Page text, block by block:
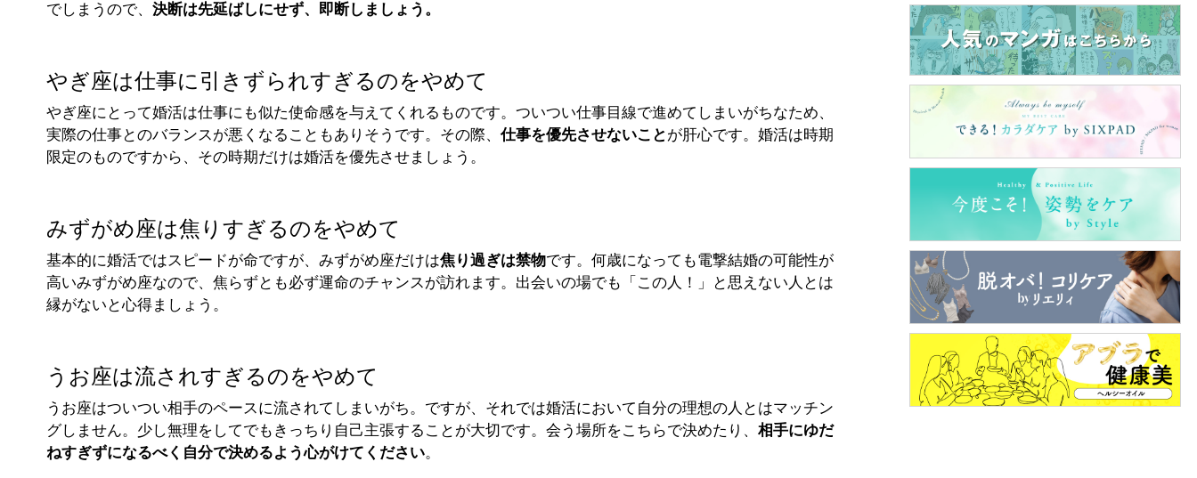
でしまうので、決断は先延ばしにせず、即断しましょう。
やぎ座は仕事に引きずられすぎるのをやめて
やぎ座にとって婚活は仕事にも似た使命感を与えてくれるものです。ついつい仕事目線で進めてしまいがちなため、
実際の仕事とのバランスが悪くなることもありそうです。その際、仕事を優先させないことが肝心です。婚活は時期
限定のものですから、その時期だけは婚活を優先させましょう。
みずがめ座は焦りすぎるのをやめて
基本的に婚活ではスピードが命ですが、みずがめ座だけは焦り過ぎは禁物です。何歳になっても電撃結婚の可能性が
高いみずがめ座なので、焦らずとも必ず運命のチャンスが訪れます。出会いの場でも「この人！」と思えない人とは
縁がないと心得ましょう。
うお座は流されすぎるのをやめて
うお座はついつい相手のペースに流されてしまいがち。ですが、それでは婚活において自分の理想の人とはマッチン
グしません。少し無理をしてでもきっちり自己主張することが大切です。会う場所をこちらで決めたり、相手にゆだ
ねすぎずになるべく自分で決めるよう心がけてください。